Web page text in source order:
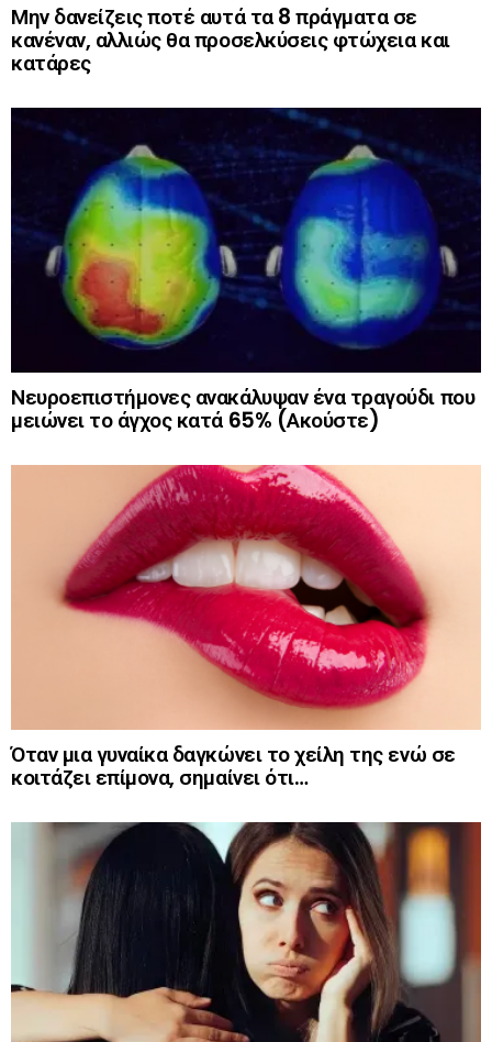
Μην δανείζεις ποτέ αυτά τα 8 πράγματα σε
κανέναν, αλλιώς θα προσελκύσεις φτώχεια και
κατάρες
Νευροεπιστήμονες ανακάλυψαν ένα τραγούδι που
μειώνει το άγχος κατά 65% (Ακούστε)
Όταν μια γυναίκα δαγκώνει το χείλη της ενώ σε
κοιτάζει επίμονα, σημαίνει ότι…